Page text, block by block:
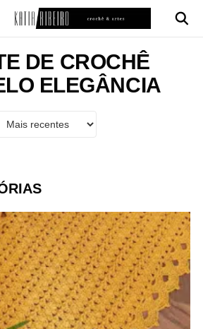
DE CROCHÊ
ELEGÂNCIA